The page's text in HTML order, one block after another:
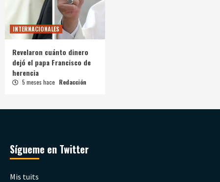
INTERNACIONALES
Revelaron cuánto dinero
dejó el papa Francisco de
herencia
5 meses hace Redacción
Sígueme en Twitter
Mis tuits